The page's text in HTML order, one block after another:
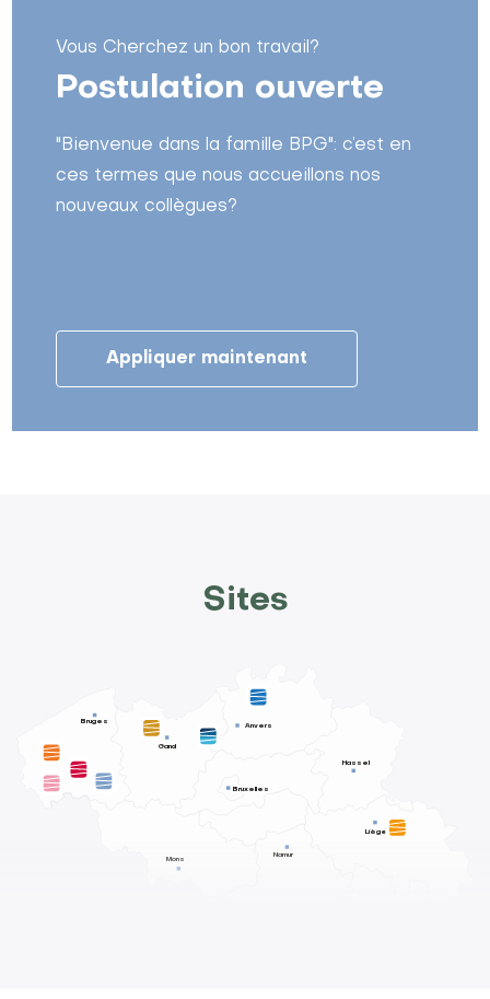
Vous Cherchez un bon travail?
Postulation ouverte
"Bienvenue dans la famille BPG": c’est en
ces termes que nous accueillons nos
nouveaux collègues?
Appliquer maintenant
Sites
Gand
Bruxelles
Anvers
Hassel
Bruges
Mons
Namur
Liège